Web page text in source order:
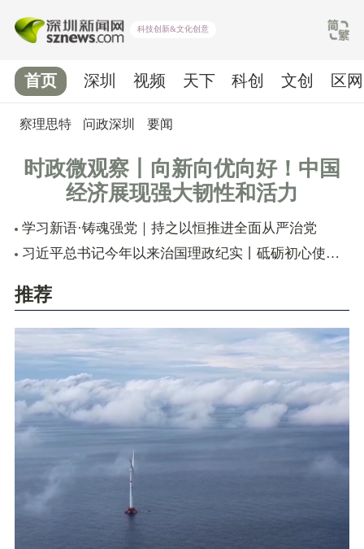
科技创新&文化创意
首页
察理思特 问政深圳 要闻
深圳 视频 天下 科创 文创 区网
时政微观察丨向新向优向好！中国
经济展现强大韧性和活力
学习新语·铸魂强党｜持之以恒推进全面从严治党
习近平总书记今年以来治国理政纪实丨砥砺初心使命 把党建设得更加坚强有力
推荐